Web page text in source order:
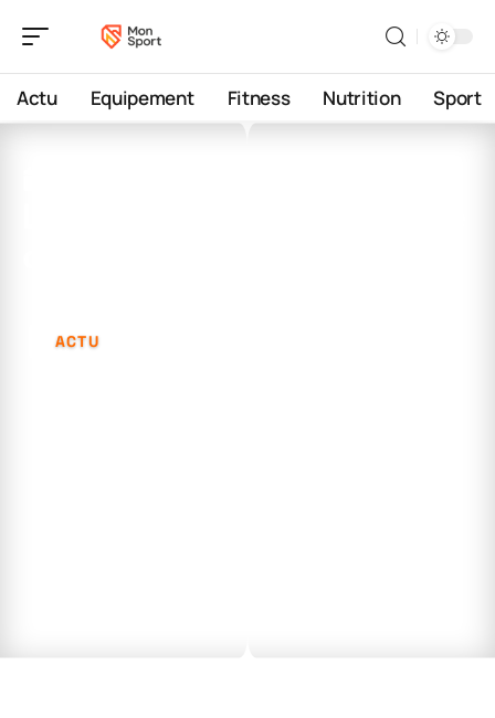
Actu Equipement Fitness Nutrition Sport
ACTU